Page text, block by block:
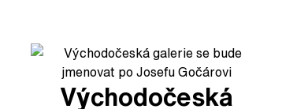
Východočeská